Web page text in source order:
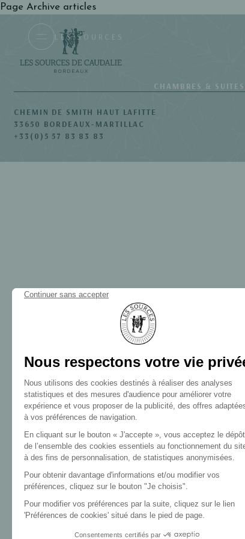
LES SOURCES
CHAMBRES & SUITES
Page Archive articles
CHEMIN DE SMITH HAUT LAFITTE
33650 BORDEAUX-MARTILLAC
+33(0)5 57 83 83 83